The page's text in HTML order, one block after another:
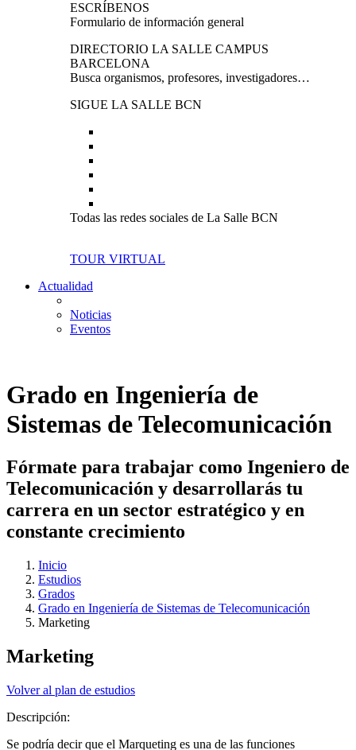
ESCRÍBENOS
Formulario de información general
DIRECTORIO LA SALLE CAMPUS
BARCELONA
Busca organismos, profesores, investigadores…
SIGUE LA SALLE BCN
Todas las redes sociales de La Salle BCN
TOUR VIRTUAL
Actualidad
Noticias
Eventos
Grado en Ingeniería de
Sistemas de Telecomunicación
Fórmate para trabajar como Ingeniero de
Telecomunicación y desarrollarás tu
carrera en un sector estratégico y en
constante crecimiento
Inicio
Estudios
Grados
Grado en Ingeniería de Sistemas de Telecomunicación
Marketing
Marketing
Volver al plan de estudios
Descripción:
Se podría decir que el Marqueting es una de las funciones